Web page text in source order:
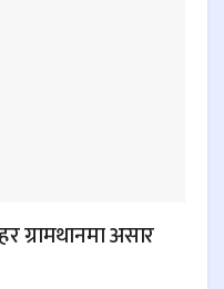
ग्रामथानमा असार